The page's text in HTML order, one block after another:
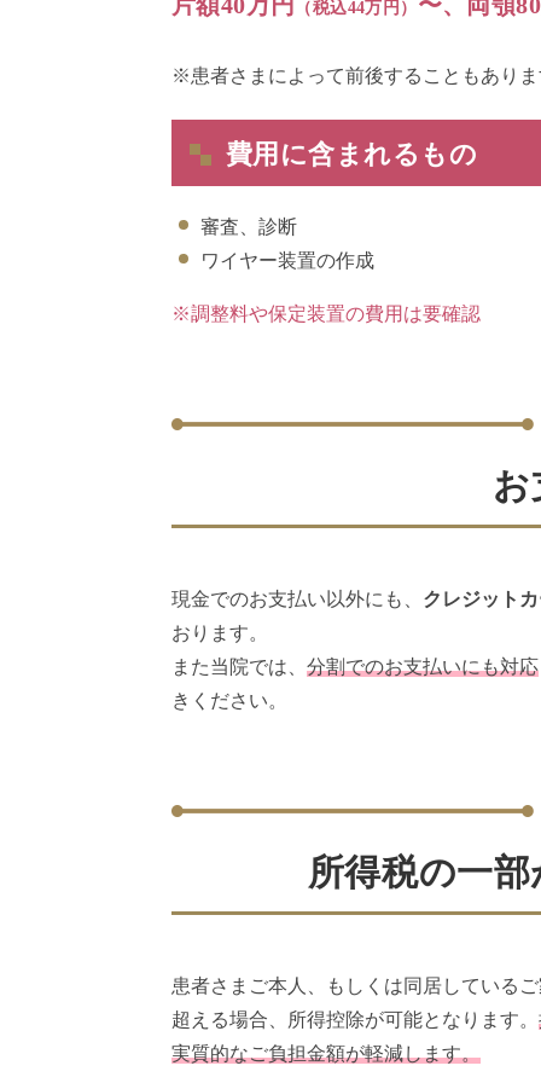
（税込44万円）
※患者さまによって前後することもあり
費用に含まれるもの
審査、診断
ワイヤー装置の作成
※調整料や保定装置の費用は要確認
お
現金でのお支払い以外にも、 クレジット
おります。
また当院では、 分割でのお支払いにも対応
きください。
所得税の一
患者さまご本人、もしくは同居している
超える場合、所得控除が可能となります。
実質的なご負担金額が軽減します。